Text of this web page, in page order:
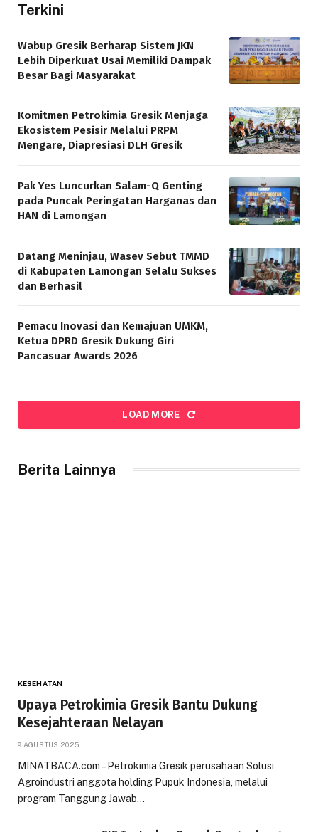
Terkini
Wabup Gresik Berharap Sistem JKN
Lebih Diperkuat Usai Memiliki Dampak
Besar Bagi Masyarakat
Komitmen Petrokimia Gresik Menjaga
Ekosistem Pesisir Melalui PRPM
Mengare, Diapresiasi DLH Gresik
Pak Yes Luncurkan Salam-Q Genting
pada Puncak Peringatan Harganas dan
HAN di Lamongan
Datang Meninjau, Wasev Sebut TMMD
di Kabupaten Lamongan Selalu Sukses
dan Berhasil
Pemacu Inovasi dan Kemajuan UMKM,
Ketua DPRD Gresik Dukung Giri
Pancasuar Awards 2026
LOAD MORE
Berita Lainnya
KESEHATAN
Upaya Petrokimia Gresik Bantu Dukung
Kesejahteraan Nelayan
9 AGUSTUS 2025
MINATBACA.com – Petrokimia Gresik perusahaan Solusi
Agroindustri anggota holding Pupuk Indonesia, melalui
program Tanggung Jawab…